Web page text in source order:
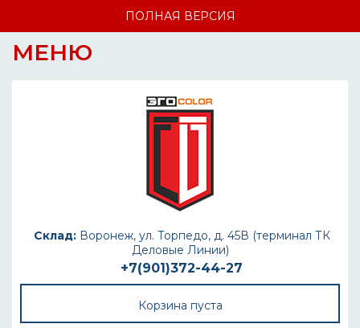
ПОЛНАЯ ВЕРСИЯ
МЕНЮ
Склад:Воронеж, ул. Торпедо, д. 45В (терминал ТК
Деловые Линии)
+7(901)372-44-27
Корзина пуста